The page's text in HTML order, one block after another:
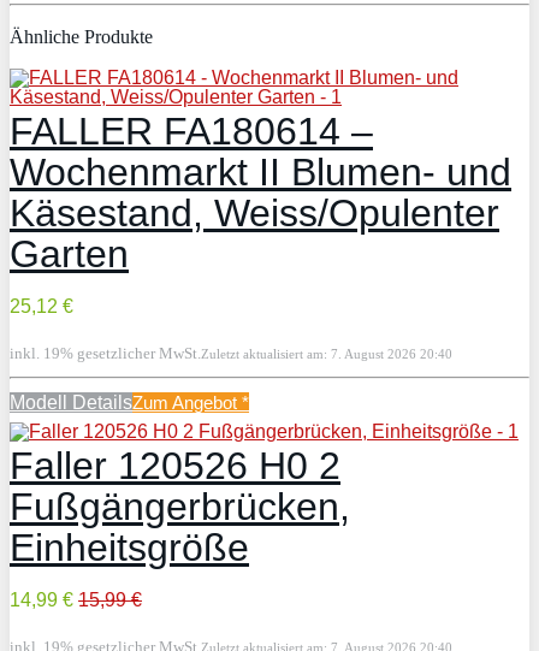
Ähnliche Produkte
FALLER FA180614 –
Wochenmarkt II Blumen- und
Käsestand, Weiss/Opulenter
Garten
25,12 €
inkl. 19% gesetzlicher MwSt. Zuletzt aktualisiert am: 7. August 2026 20:40
Modell DetailsZum Angebot *
Faller 120526 H0 2
Fußgängerbrücken,
Einheitsgröße
14,99 € 15,99 €
inkl. 19% gesetzlicher MwSt. Zuletzt aktualisiert am: 7. August 2026 20:40